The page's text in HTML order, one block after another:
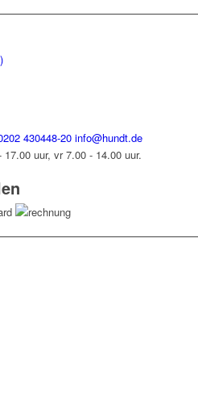
)
430448-20 info@hundt.de
uur, vr 7.00 - 14.00 uur.